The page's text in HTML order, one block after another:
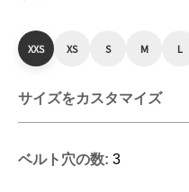
XXS XS S M L
サイズをカスタマイズ
ベルト穴の数: 3